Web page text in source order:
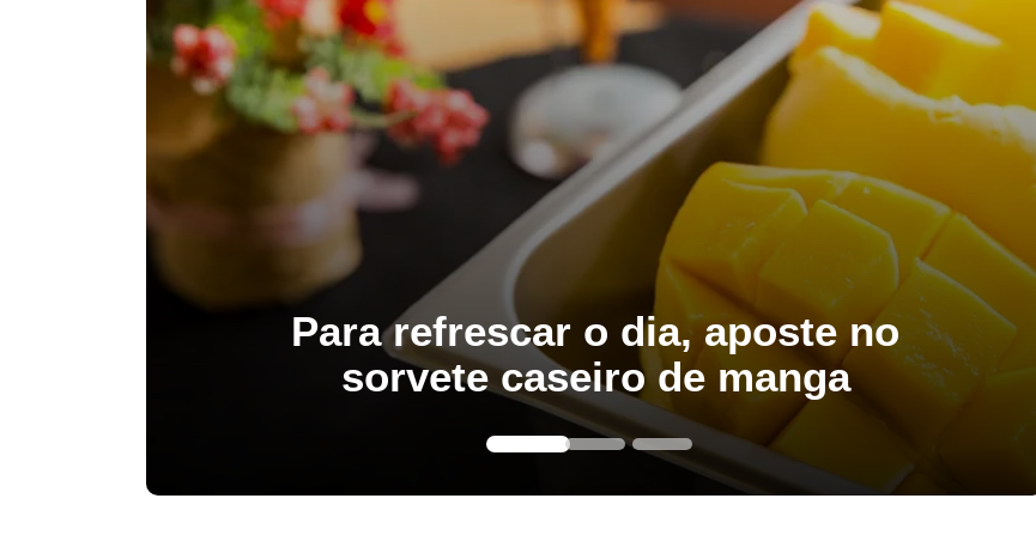
Para refrescar o dia, aposte no
sorvete caseiro de manga